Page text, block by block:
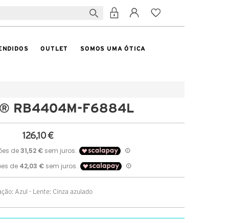
OUTLET SOMOS UMA ÓTICA
® RB4404M-F6884L
126,10 €
Azul - Lente: Cinza azulado